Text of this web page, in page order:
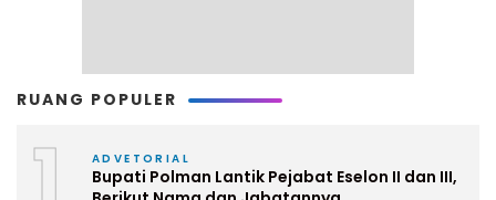
RUANG POPULER
1 ADVETORIAL
Bupati Polman Lantik Pejabat Eselon II dan III,